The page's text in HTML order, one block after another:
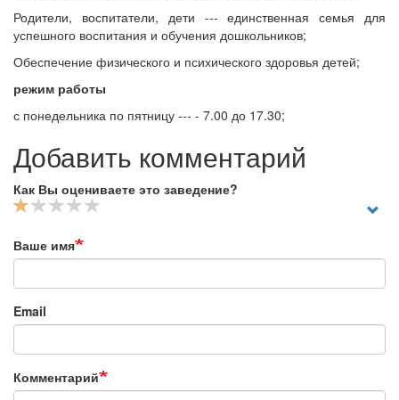
Родители, воспитатели, дети --- единственная семья для
успешного воспитания и обучения дошкольников;
Обеспечение физического и психического здоровья детей;
режим работы
с понедельника по пятницу --- - 7.00 до 17.30;
Добавить комментарий
Как Вы оцениваете это заведение?
Ваше имя
Email
Комментарий